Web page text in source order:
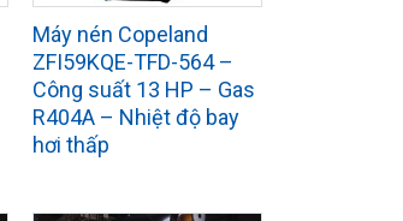
Máy nén Copeland
ZFI59KQE-TFD-564 –
Công suất 13 HP – Gas
R404A – Nhiệt độ bay
hơi thấp